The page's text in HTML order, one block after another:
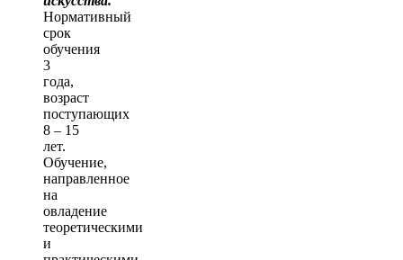
Нормативный
срок
обучения
3
года,
возраст
поступающих
8 – 15
лет.
Обучение,
направленное
на
овладение
теоретическими
и